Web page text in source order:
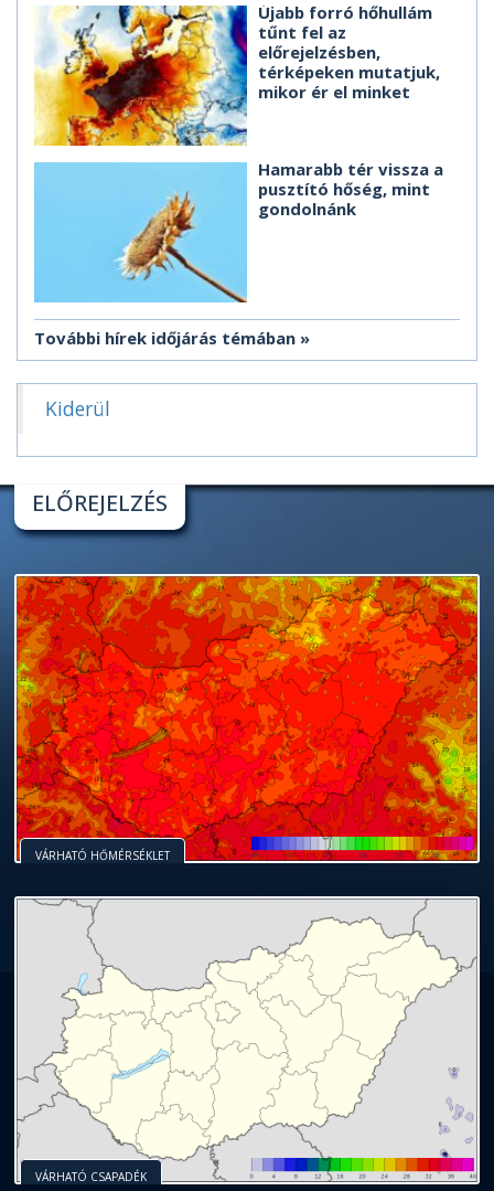
Újabb forró hőhullám
tűnt fel az
előrejelzésben,
térképeken mutatjuk,
mikor ér el minket
Hamarabb tér vissza a
pusztító hőség, mint
gondolnánk
További hírek időjárás témában
Kiderül
ELŐREJELZÉS
VÁRHATÓ HŐMÉRSÉKLET
VÁRHATÓ CSAPADÉK